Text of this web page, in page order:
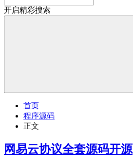
开启精彩搜索
首页
程序源码
正文
网易云协议全套源码开源